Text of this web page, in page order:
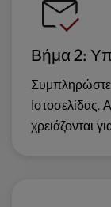
Βήμα 2:
Ιστοσελίδας.
χρειάζονται